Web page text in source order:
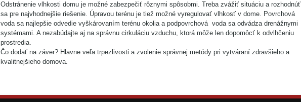
Odstránenie vlhkosti domu je možné zabezpečiť rôznymi spôsobmi. Treba zvážiť situáciu a rozhodnúť
sa pre najvhodnejšie riešenie. Úpravou terénu je tiež možné vyregulovať vlhkosť v dome. Povrchová
voda sa najlepšie odvedie vyškárovaním terénu okolia a podpovrchová voda sa odvádza drenážnymi
systémami. A nezabúdajte aj na správnu cirkuláciu vzduchu, ktorá môže len dopomôcť k odvlhčeniu
prostredia.
Čo dodať na záver? Hlavne veľa trpezlivosti a zvolenie správnej metódy pri vytváraní zdravšieho a
kvalitnejšieho domova.